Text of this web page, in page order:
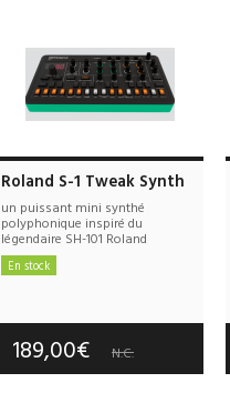
Roland S-1 Tweak Synth
un puissant mini synthé
polyphonique inspiré du
légendaire SH-101 Roland
En stock
Garantie :3 an(s)
189,00€ N.C.